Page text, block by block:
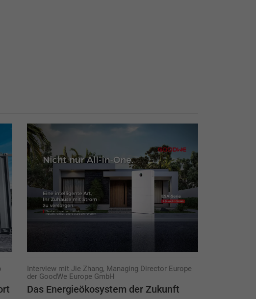
Interview mit Jie Zhang, Managing Director Europe
der GoodWe Europe GmbH
Das Energieökosystem der Zukunft